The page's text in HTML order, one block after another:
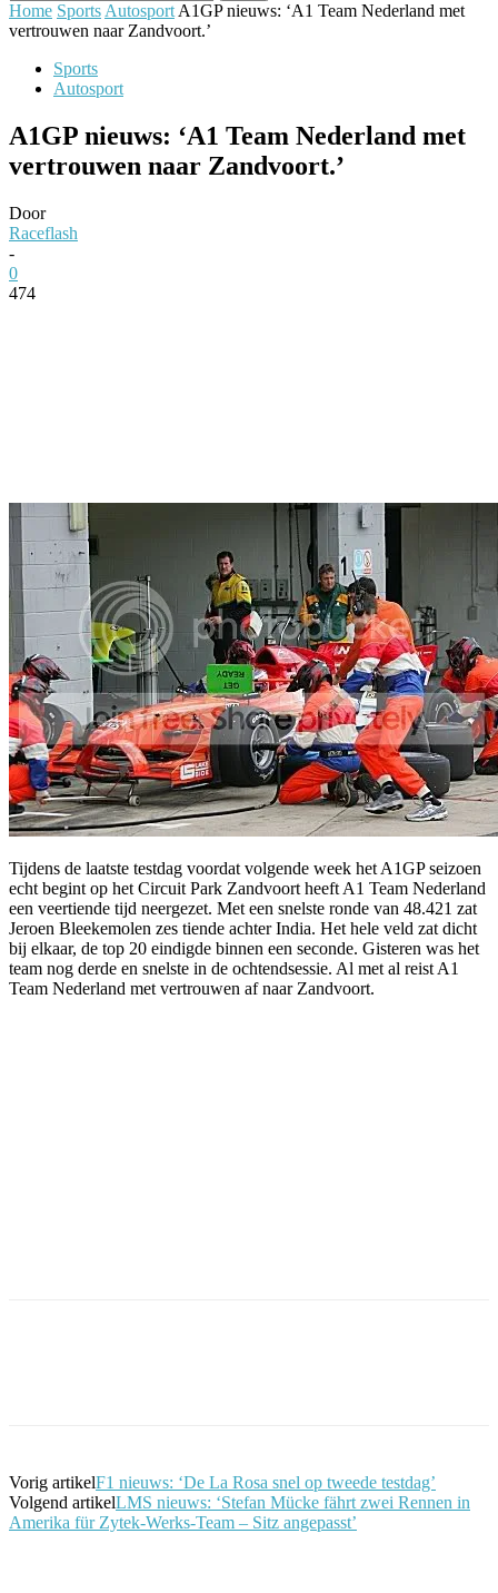
Home Sports Autosport A1GP nieuws: ‘A1 Team Nederland met
vertrouwen naar Zandvoort.’
Sports
Autosport
A1GP nieuws: ‘A1 Team Nederland met
vertrouwen naar Zandvoort.’
Door
Raceflash
-
0
474
Tijdens de laatste testdag voordat volgende week het A1GP seizoen
echt begint op het Circuit Park Zandvoort heeft A1 Team Nederland
een veertiende tijd neergezet. Met een snelste ronde van 48.421 zat
Jeroen Bleekemolen zes tiende achter India. Het hele veld zat dicht
bij elkaar, de top 20 eindigde binnen een seconde. Gisteren was het
team nog derde en snelste in de ochtendsessie. Al met al reist A1
Team Nederland met vertrouwen af naar Zandvoort.
Vorig artikelF1 nieuws: ‘De La Rosa snel op tweede testdag’
Volgend artikelLMS nieuws: ‘Stefan Mücke fährt zwei Rennen in
Amerika für Zytek-Werks-Team – Sitz angepasst’